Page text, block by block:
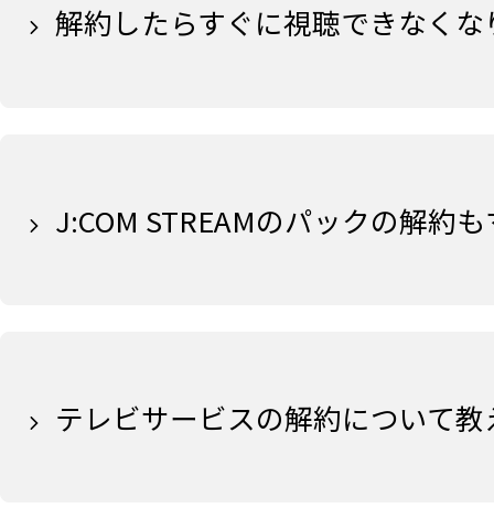
解約したらすぐに視聴できなく
J:COM STREAMのパックの解約
テレビサービスの解約について